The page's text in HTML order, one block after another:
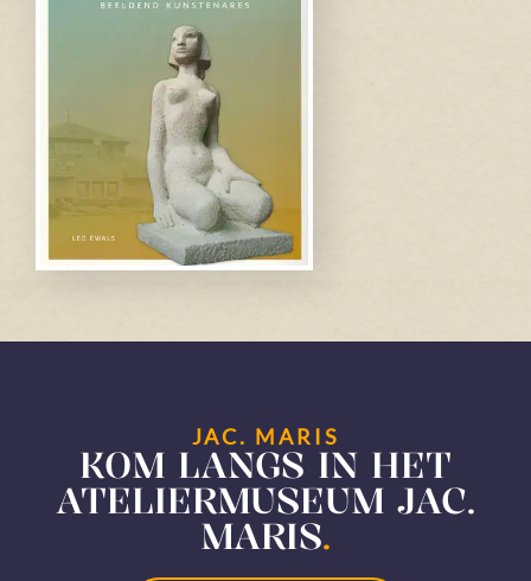
JAC. MARIS
KOM LANGS IN HET
ATELIERMUSEUM JAC.
MARIS.